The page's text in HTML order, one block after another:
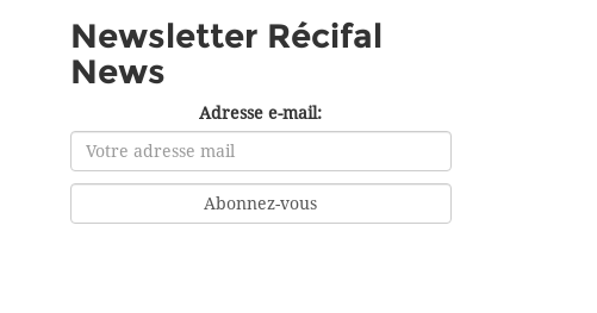
Newsletter Récifal
News
Adresse e-mail: